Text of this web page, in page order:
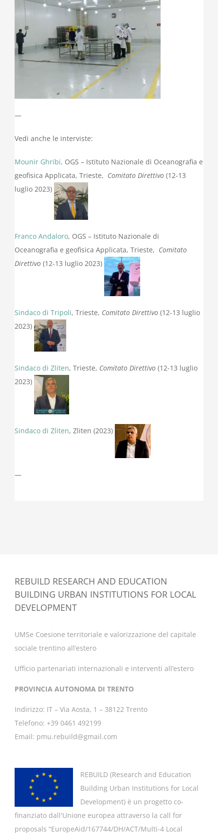
—
Vedi anche le interviste:
Mounir Ghribi, OGS – Istituto Nazionale di Oceanografia e
geofisica Applicata, Trieste, Comitato Direttivo(12-13
luglio 2023)
Franco Andaloro, OGS – Istituto Nazionale di
Oceanografia e geofisica Applicata, Trieste, Comitato
Direttivo(12-13 luglio 2023)
Sindaco di Tripoli, Trieste, Comitato Direttivo(12-13 luglio
2023)
Sindaco di Zliten, Trieste, Comitato Direttivo(12-13 luglio
2023)
Sindaco di Zliten, Zliten (2023)
—
REBUILD RESEARCH AND EDUCATION
BUILDING URBAN INSTITUTIONS FOR LOCAL
DEVELOPMENT
UMSe Coesione territoriale e valorizzazione del capitale
sociale trentino all’estero
Ufficio partenariati internazionali e interventi all’estero
PROVINCIA AUTONOMA DI TRENTO
Indirizzo: IT – Via Aosta, 1 – 38122 Trento
Telefono: +39 0461 492199
Email: pmu.rebuild@gmail.com
REBUILD (Research and Education
Building Urban Institutions for Local
Development) è un progetto co-
finanziato dall'Unione europea attraverso la call for
proposals “EuropeAid/167744/DH/ACT/Multi-4 Local